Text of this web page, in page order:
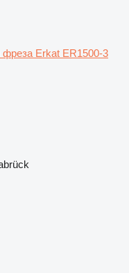
фреза Erkat ER1500-3